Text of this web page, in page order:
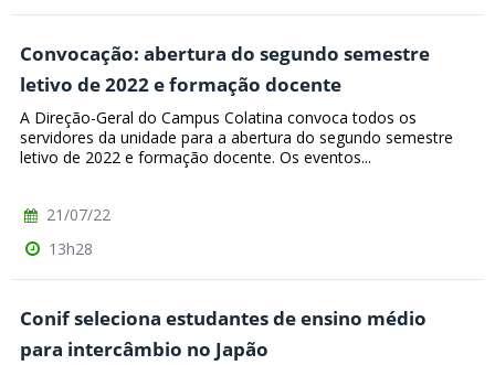
Convocação: abertura do segundo semestre
letivo de 2022 e formação docente
A Direção-Geral do Campus Colatina convoca todos os
servidores da unidade para a abertura do segundo semestre
letivo de 2022 e formação docente. Os eventos...
21/07/22
13h28
Conif seleciona estudantes de ensino médio
para intercâmbio no Japão